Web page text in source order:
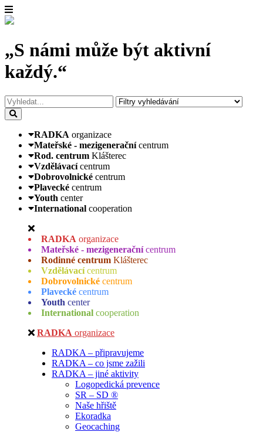
„S námi může být aktivní
každý.“
RADKA organizace
Mateřské - mezigenerační centrum
Rod. centrum Klášterec
Vzdělávací centrum
Dobrovolnické centrum
Plavecké centrum
Youth center
International cooperation
RADKA organizace
Mateřské - mezigenerační centrum
Rodinné centrum Klášterec
Vzdělávací centrum
Dobrovolnické centrum
Plavecké centrum
Youth center
International cooperation
RADKA organizace
RADKA – připravujeme
RADKA – co jsme zažili
RADKA – jiné aktivity
Logopedická prevence
SR – SD ®
Naše hřiště
Ekoradka
Geocaching